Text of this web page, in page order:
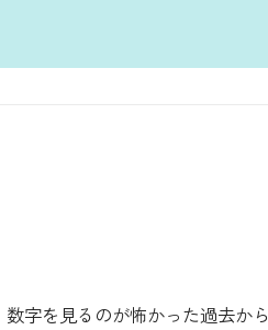
字を見るのが怖かった過去から